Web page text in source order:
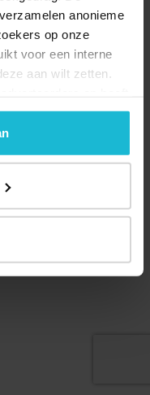
anonieme
op onze
voor een interne
aan wilt zetten.
deze cookies via
weigeren.